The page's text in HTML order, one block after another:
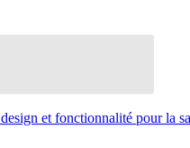
et fonctionnalité pour la